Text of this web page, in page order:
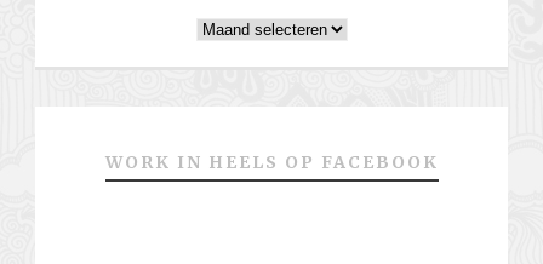
Archieven
WORK IN HEELS OP FACEBOOK